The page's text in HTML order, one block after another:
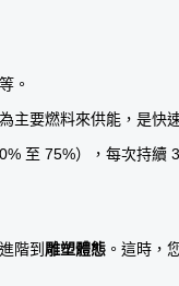
。
主要燃料來供能，是快
至 75%），每次持續
階到 雕塑體態 。這時，